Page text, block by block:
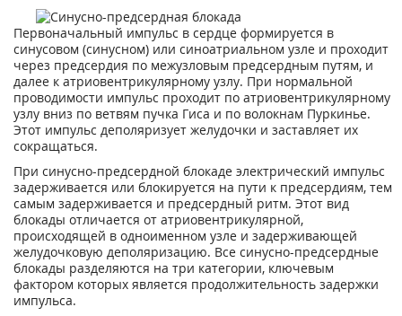
Первоначальный импульс в сердце формируется в
синусовом (синусном) или синоатриальном узле и проходит
через предсердия по межузловым предсердным путям, и
далее к атриовентрикулярному узлу. При нормальной
проводимости импульс проходит по атриовентрикулярному
узлу вниз по ветвям пучка Гиса и по волокнам Пуркинье.
Этот импульс деполяризует желудочки и заставляет их
сокращаться.
При синусно-предсердной блокаде электрический импульс
задерживается или блокируется на пути к предсердиям, тем
самым задерживается и предсердный ритм. Этот вид
блокады отличается от атриовентрикулярной,
происходящей в одноименном узле и задерживающей
желудочковую деполяризацию. Все синусно-предсердные
блокады разделяются на три категории, ключевым
фактором которых является продолжительность задержки
импульса.